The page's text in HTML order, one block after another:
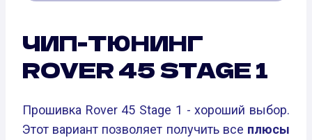
ЧИП-ТЮНИНГ
ROVER 45 STAGE 1
Прошивка Rover 45 Stage 1 - хороший выбор.
Этот вариант позволяет получить все плюсы